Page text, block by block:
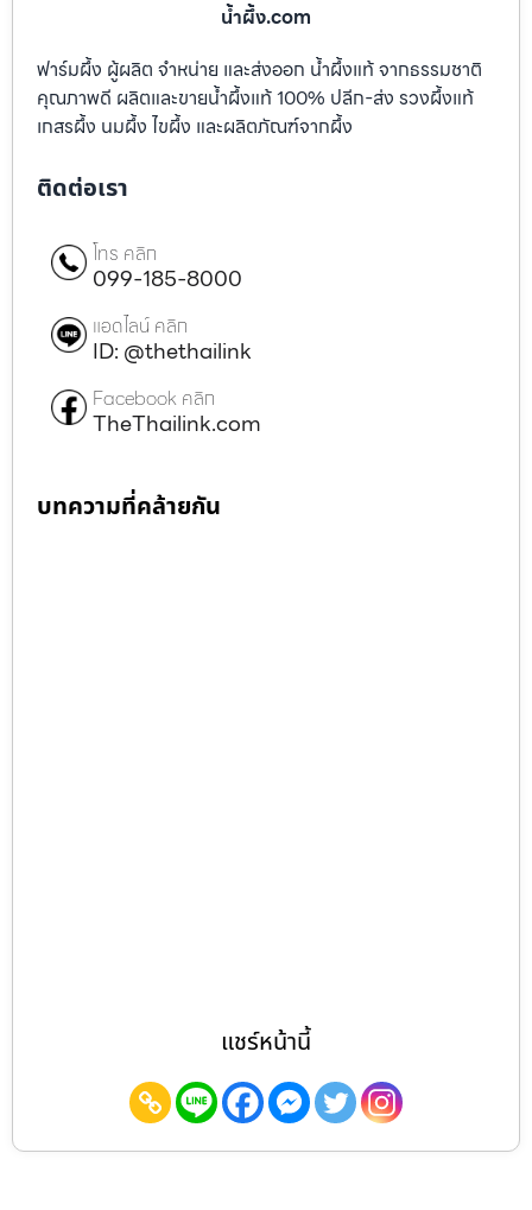
น้ำผึ้ง.com
ฟาร์มผึ้ง ผู้ผลิต จำหน่าย และส่งออก น้ำผึ้งแท้ จากธรรมชาติ
คุณภาพดี ผลิตและขายน้ำผึ้งแท้ 100% ปลีก-ส่ง รวงผึ้งแท้
เกสรผึ้ง นมผึ้ง ไขผึ้ง และผลิตภัณฑ์จากผึ้ง
ติดต่อเรา
โทร คลิก
099-185-8000
แอดไลน์ คลิก
ID: @thethailink
Facebook คลิก
TheThailink.com
บทความที่คล้ายกัน
แชร์หน้านี้